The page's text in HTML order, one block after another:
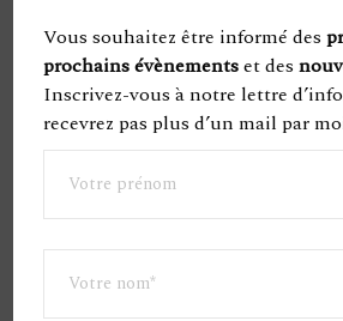
qu’une livraison nationale,
Les 4 Pépins se charge de
l’acheminement de ses
liste des pays membres de
que les tarifications sont
sur la page « Transport et
c/
Vous souhaitez être informé des
prochains évènementset des
Inscrivez-vous à notre lettre
recevrez pas plus d’un mail par